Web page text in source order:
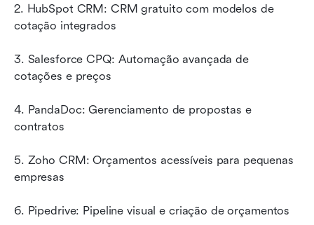
2. HubSpot CRM: CRM gratuito com modelos de
cotação integrados
3. Salesforce CPQ: Automação avançada de
cotações e preços
4. PandaDoc: Gerenciamento de propostas e
contratos
5. Zoho CRM: Orçamentos acessíveis para pequenas
empresas
6. Pipedrive: Pipeline visual e criação de orçamentos